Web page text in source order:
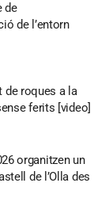
de
de l’entorn
de roques a la
ferits [video]
organitzen un
de l’Olla des